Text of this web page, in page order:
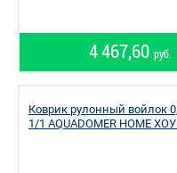
4 467,60 руб.
Коврик рулонный войлок
1/1 AQUADOMER HOME